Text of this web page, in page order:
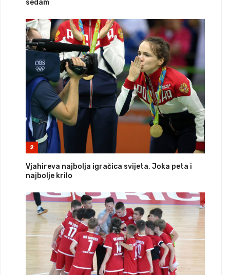
sedam
2
Vjahireva najbolja igračica svijeta, Joka peta i
najbolje krilo